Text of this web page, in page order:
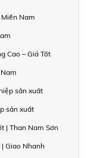
Nam
Cao – Giá Tốt
sản xuất
sản xuất
| Than Nam Sơn
Giao Nhanh